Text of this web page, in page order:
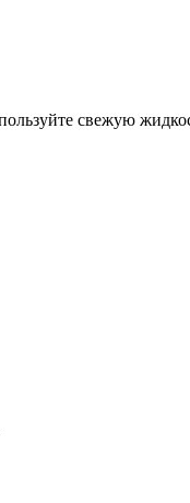
свежую